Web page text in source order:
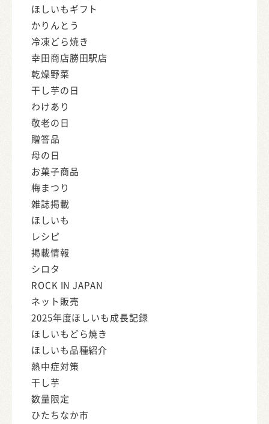
ほしいもギフト
かりんとう
冷凍どら焼き
幸田商店勝田駅店
乾燥野菜
干し芋の日
わけあり
敬老の日
贈答品
母の日
お菓子商品
梅まつり
雑誌掲載
ほしいも
レシピ
掲載情報
シロタ
ROCK IN JAPAN
ネット販売
2025年度ほしいも成長記録
ほしいもどら焼き
ほしいも品種紹介
熱中症対策
干し芋
数量限定
ひたちなか市